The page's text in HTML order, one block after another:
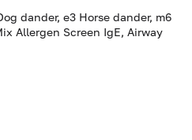
dander, e3 Horse dander, m6
Allergen Screen IgE, Airway